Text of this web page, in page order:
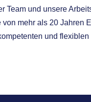
Team und unsere
von mehr als 20 Jahren
und flexiblen